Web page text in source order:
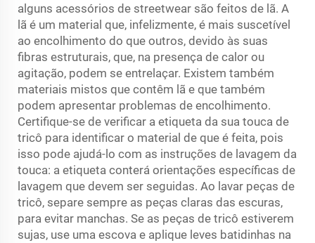
alguns acessórios de streetwear são feitos de lã. A
lã é um material que, infelizmente, é mais suscetível
ao encolhimento do que outros, devido às suas
fibras estruturais, que, na presença de calor ou
agitação, podem se entrelaçar. Existem também
materiais mistos que contêm lã e que também
podem apresentar problemas de encolhimento.
Certifique-se de verificar a etiqueta da sua touca de
tricô para identificar o material de que é feita, pois
isso pode ajudá-lo com as instruções de lavagem da
touca: a etiqueta conterá orientações específicas de
lavagem que devem ser seguidas. Ao lavar peças de
tricô, separe sempre as peças claras das escuras,
para evitar manchas. Se as peças de tricô estiverem
sujas, use uma escova e aplique leves batidinhas na